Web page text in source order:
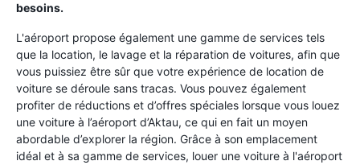
besoins.
L'aéroport propose également une gamme de services tels
que la location, le lavage et la réparation de voitures, afin que
vous puissiez être sûr que votre expérience de location de
voiture se déroule sans tracas. Vous pouvez également
profiter de réductions et d’offres spéciales lorsque vous louez
une voiture à l’aéroport d’Aktau, ce qui en fait un moyen
abordable d’explorer la région. Grâce à son emplacement
idéal et à sa gamme de services, louer une voiture à l'aéroport